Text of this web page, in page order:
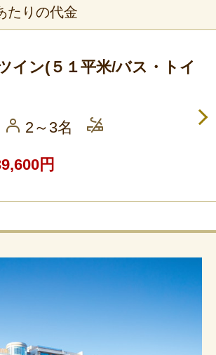
たりの代金
イン(５１平米/バス・トイ
2～3名
円